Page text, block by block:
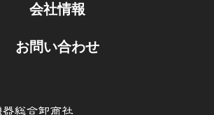
会社情報
お問い合わせ